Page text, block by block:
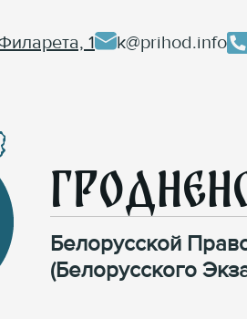
1 k@prihod.info
Белорусской
(Белорусского